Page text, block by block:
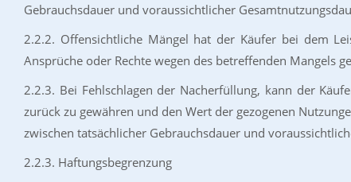
Gebrauchsdauer und voraussichtlicher
2.2.2. Offensichtliche Mängel hat der Käufer bei dem
Ansprüche oder Rechte wegen des betreffenden Mangels
2.2.3. Bei Fehlschlagen der Nacherfüllung, kann der
zurück zu gewähren und den Wert der gezogenen
zwischen tatsächlicher Gebrauchsdauer und
2.2.3. Haftungsbegrenzung